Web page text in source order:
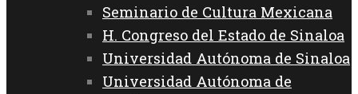
Seminario de Cultura Mexicana
H. Congreso del Estado de Sinaloa
Universidad Autónoma de Sinaloa
Universidad Autónoma de